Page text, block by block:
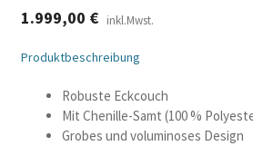
1.999,00 € inkl.Mwst.
Produktbeschreibung
Robuste Eckcouch
Mit Chenille-Samt (100 %
Grobes und voluminoses Design